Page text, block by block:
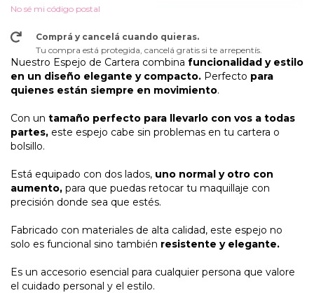
No sé mi código postal
Comprá y cancelá cuando quieras.
Tu compra está protegida, cancelá gratis si te arrepentís.
Nuestro Espejo de Cartera combina funcionalidad y estilo
en un diseño elegante y compacto. Perfecto para
quienes están siempre en movimiento.
Con un tamaño perfecto para llevarlo con vos a todas
partes, este espejo cabe sin problemas en tu cartera o
bolsillo.
Está equipado con dos lados, uno normal y otro con
aumento, para que puedas retocar tu maquillaje con
precisión donde sea que estés.
Fabricado con materiales de alta calidad, este espejo no
solo es funcional sino también resistente y elegante.
Es un accesorio esencial para cualquier persona que valore
el cuidado personal y el estilo.